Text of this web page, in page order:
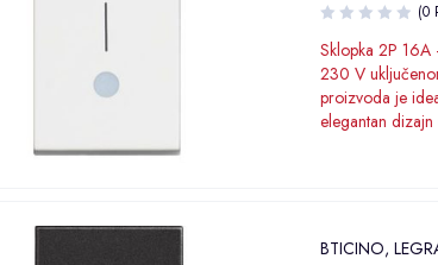
(0
Sklopka 2P 16A
230 V
proizvoda je
elegantan
BTICINO,